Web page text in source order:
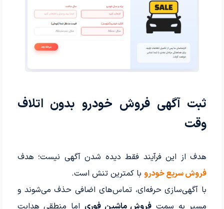
ثبت آگهی فروش خودرو بدون اتلاف
وقت
هدف از این فرآیند فقط دیده شدن آگهی نیست؛ هدف
فروش سریع خودروبا کمترین تنش است.
با آگهی‌سازی حرفه‌ای، تماس‌های اضافی حذف می‌شوند و
مسیر به سمت فروش ماشین فوری اما منطقی هدایت